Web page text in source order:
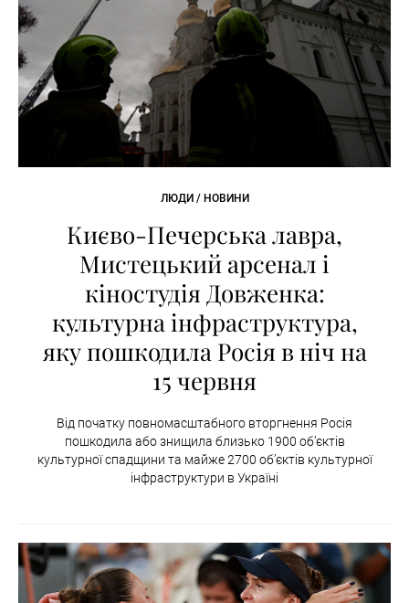
ЛЮДИ / НОВИНИ
Києво-Печерська лавра,
Мистецький арсенал і
кіностудія Довженка:
культурна інфраструктура,
яку пошкодила Росія в ніч на
15 червня
Від початку повномасштабного вторгнення Росія
пошкодила або знищила близько 1900 об’єктів
культурної спадщини та майже 2700 об’єктів культурної
інфраструктури в Україні